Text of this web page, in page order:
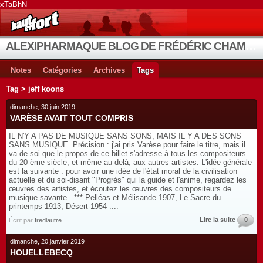
xTaBhN
Notes Catégories Archives Tags
Tag > jeff koons
dimanche, 30 juin 2019
VARÈSE AVAIT TOUT COMPRIS
IL N'Y A PAS DE MUSIQUE SANS SONS, MAIS IL Y A DES SONS
SANS MUSIQUE. Précision : j'ai pris Varèse pour faire le titre, mais il
va de soi que le propos de ce billet s'adresse à tous les compositeurs
du 20 ème siècle, et même au-delà, aux autres artistes. L'idée générale
est la suivante : pour avoir une idée de l'état moral de la civilisation
actuelle et du soi-disant "Progrès" qui la guide et l'anime, regardez les
œuvres des artistes, et écoutez les œuvres des compositeurs de
musique savante. *** Pelléas et Mélisande-1907, Le Sacre du
printemps-1913, Désert-1954 :...
Écrit par fredlautre Lire la suite 0
dimanche, 20 janvier 2019
HOUELLEBECQ